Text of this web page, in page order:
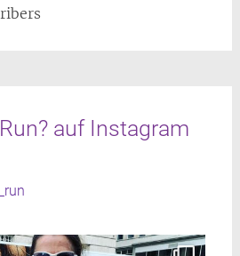
auf Instagram